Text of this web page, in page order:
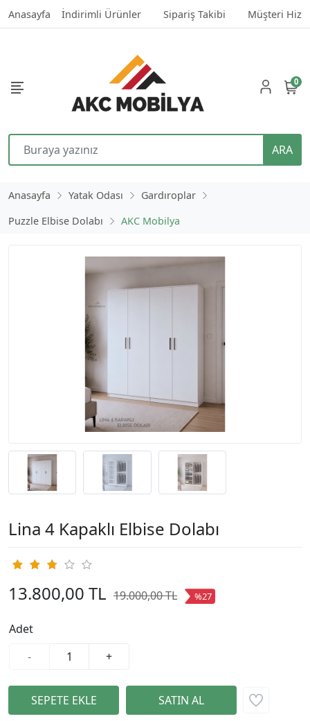
Anasayfa İndirimli Ürünler Sipariş Takibi Müşteri
ARA
0
Anasayfa Yatak Odası
Gardıroplar
Puzzle Elbise Dolabı
AKC Mobilya
Lina 4 Kapaklı Elbise Dolabı
13.800,00 TL 19.000,00 TL %27
Adet
-
+